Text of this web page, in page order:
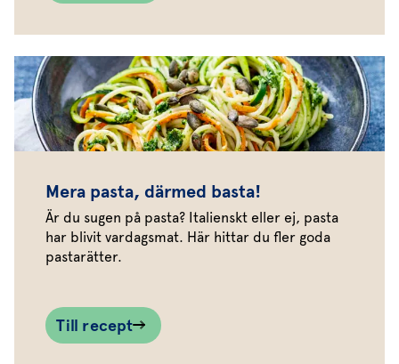
Mera pasta, därmed basta!
Är du sugen på pasta? Italienskt eller ej, pasta
har blivit vardagsmat. Här hittar du fler goda
pastarätter.
Till recept